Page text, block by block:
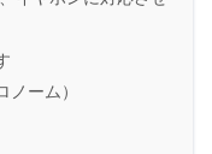
ーム）